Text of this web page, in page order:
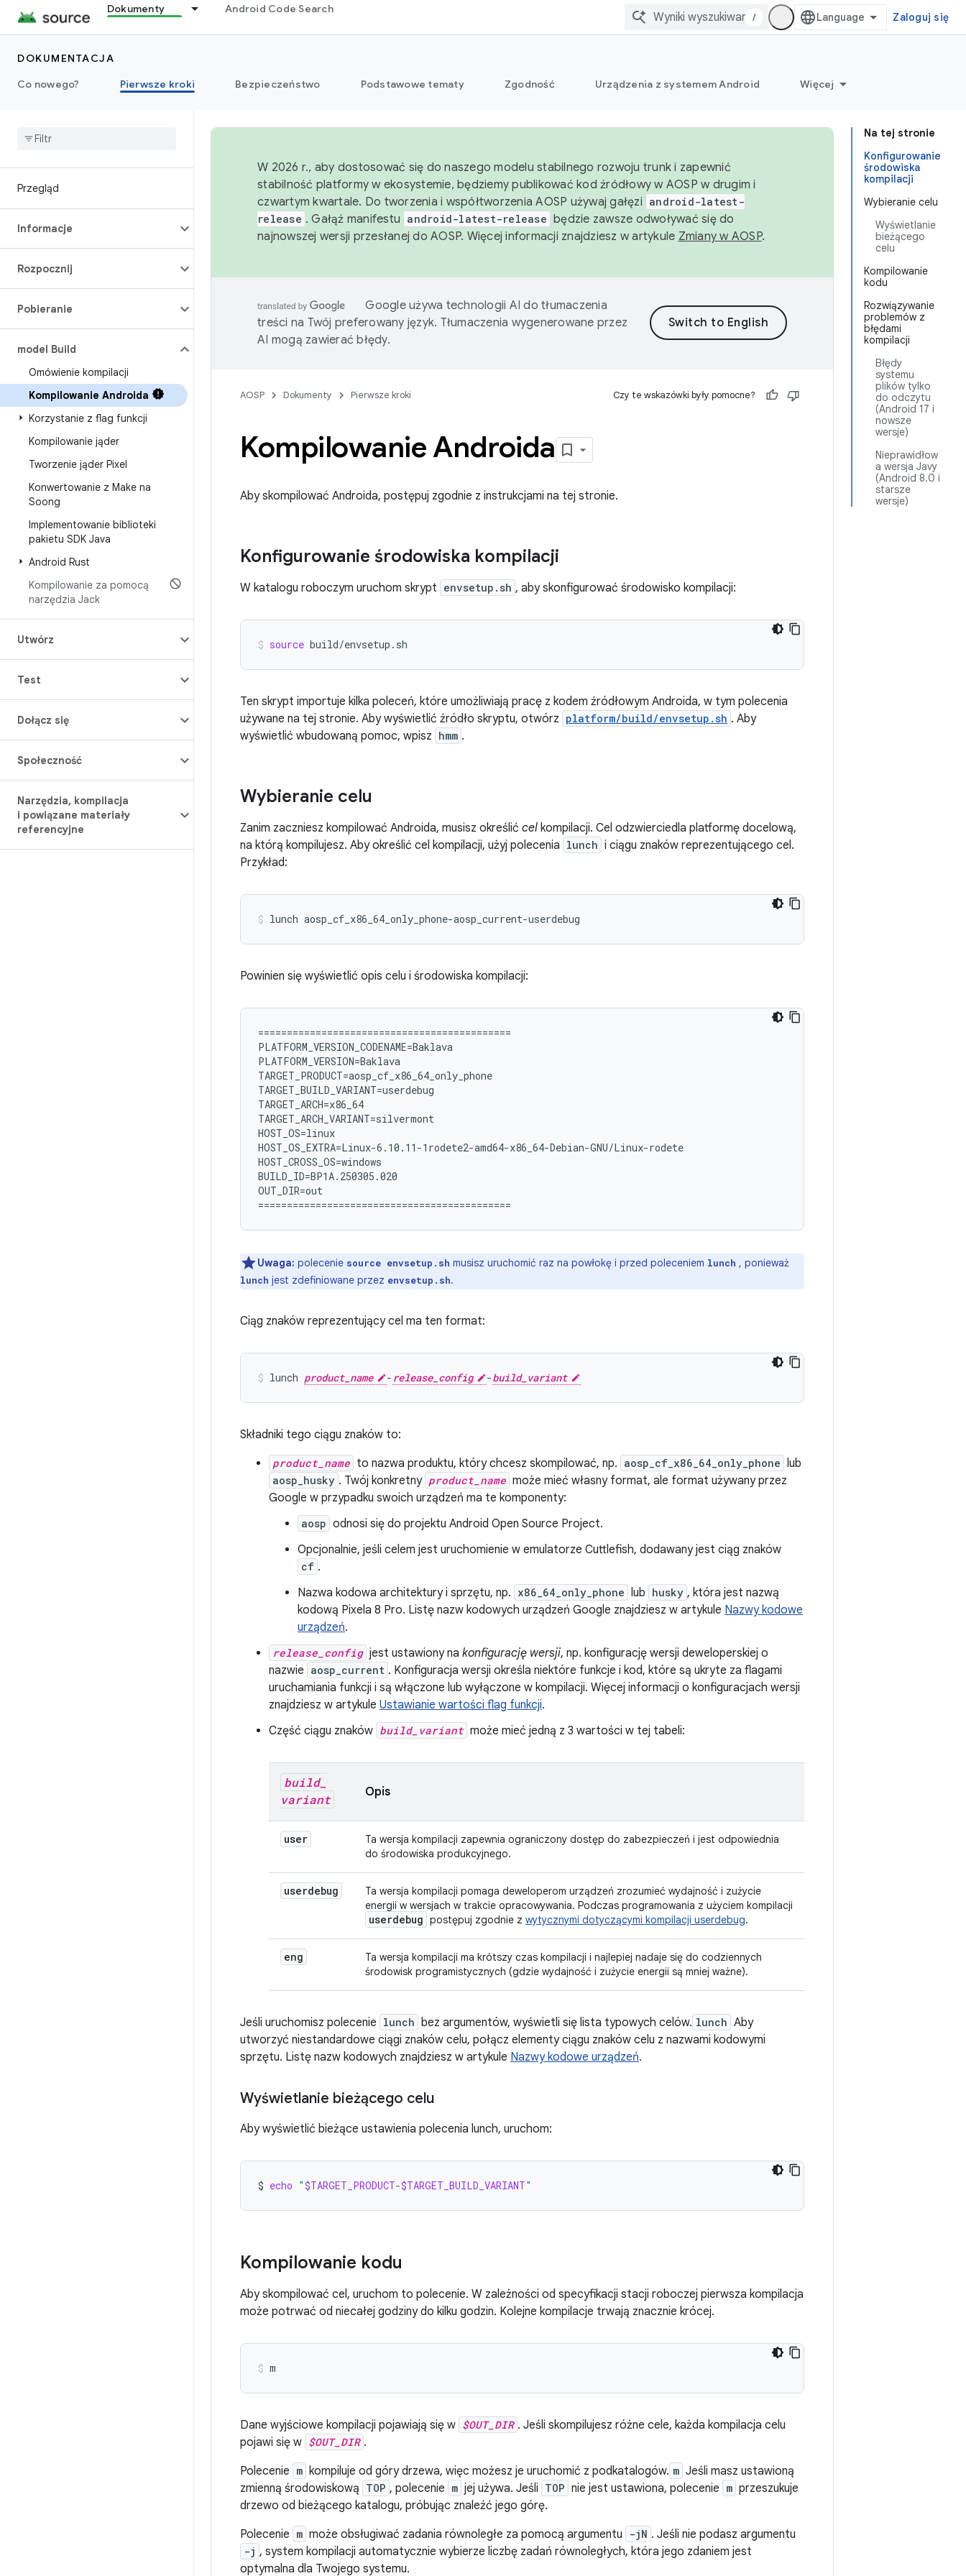
Dokumenty Android Code Search
/ Zaloguj się
DOKUMENTACJA
Co nowego?
Pierwsze kroki Bezpieczeństwo Podstawowe tematy Zgodność Urządzenia z systemem Android Więcej
Przegląd
Informacje
Rozpocznij
Pobieranie
model Build
Omówienie kompilacji
Kompilowanie Androida
Korzystanie z flag funkcji
Kompilowanie jąder
Tworzenie jąder Pixel
Konwertowanie z Make na
Soong
Implementowanie biblioteki
pakietu SDK Java
Android Rust
Kompilowanie za pomocą
narzędzia Jack
Utwórz
Test
Dołącz się
Społeczność
Narzędzia, kompilacja
i powiązane materiały
referencyjne
Na tej stronie
Konfigurowanie
środowiska
kompilacji
Wybieranie celu
Wyświetlanie
bieżącego
celu
Kompilowanie
kodu
Rozwiązywanie
problemów z
błędami
kompilacji
Błędy
systemu
plików tylko
do odczytu
(Android 17 i
nowsze
wersje)
Nieprawidłow
a wersja Javy
(Android 8.0 i
starsze
wersje)
W 2026 r., aby dostosować się do naszego modelu stabilnego rozwoju trunk i zapewnić
stabilność platformy w ekosystemie, będziemy publikować kod źródłowy w AOSP w drugim i
czwartym kwartale. Do tworzenia i współtworzenia AOSP używaj gałęzi android-latest-
release . Gałąź manifestu android-latest-release będzie zawsze odwoływać się do
najnowszej wersji przesłanej do AOSP. Więcej informacji znajdziesz w artykule Zmiany w AOSP.
Google używa technologii AI do tłumaczenia
treści na Twój preferowany język. Tłumaczenia wygenerowane przez
AI mogą zawierać błędy.
AOSP Dokumenty Pierwsze kroki Czy te wskazówki były pomocne?
Kompilowanie Androida
Aby skompilować Androida, postępuj zgodnie z instrukcjami na tej stronie.
Konfigurowanie środowiska kompilacji
W katalogu roboczym uruchom skrypt envsetup.sh , aby skonfigurować środowisko kompilacji:
source build/envsetup.sh
Ten skrypt importuje kilka poleceń, które umożliwiają pracę z kodem źródłowym Androida, w tym polecenia
używane na tej stronie. Aby wyświetlić źródło skryptu, otwórz platform/build/envsetup.sh . Aby
wyświetlić wbudowaną pomoc, wpisz hmm .
Wybieranie celu
Zanim zaczniesz kompilować Androida, musisz określić cel kompilacji. Cel odzwierciedla platformę docelową,
na którą kompilujesz. Aby określić cel kompilacji, użyj polecenia lunch i ciągu znaków reprezentującego cel.
Przykład:
lunch aosp_cf_x86_64_only_phone-aosp_current-userdebug
Powinien się wyświetlić opis celu i środowiska kompilacji:
============================================
PLATFORM_VERSION_CODENAME=Baklava
PLATFORM_VERSION=Baklava
TARGET_PRODUCT=aosp_cf_x86_64_only_phone
TARGET_BUILD_VARIANT=userdebug
TARGET_ARCH=x86_64
TARGET_ARCH_VARIANT=silvermont
HOST_OS=linux
HOST_OS_EXTRA=Linux-6.10.11-1rodete2-amd64-x86_64-Debian-GNU/Linux-rodete
HOST_CROSS_OS=windows
BUILD_ID=BP1A.250305.020
OUT_DIR=out
Uwaga: polecenie source envsetup.sh musisz uruchomić raz na powłokę i przed poleceniem lunch , ponieważ
lunch jest zdefiniowane przez envsetup.sh.
Ciąg znaków reprezentujący cel ma ten format:
lunch product_name - release_config -build_variant
Składniki tego ciągu znaków to:
product_name to nazwa produktu, który chcesz skompilować, np. aosp_cf_x86_64_only_phone lub
aosp_husky . Twój konkretny product_name może mieć własny format, ale format używany przez
Google w przypadku swoich urządzeń ma te komponenty:
aosp odnosi się do projektu Android Open Source Project.
Opcjonalnie, jeśli celem jest uruchomienie w emulatorze Cuttlefish, dodawany jest ciąg znaków
cf .
Nazwa kodowa architektury i sprzętu, np. x86_64_only_phone lub husky , która jest nazwą
kodową Pixela 8 Pro. Listę nazw kodowych urządzeń Google znajdziesz w artykule Nazwy kodowe
urządzeń.
release_config jest ustawiony na konfigurację wersji, np. konfigurację wersji deweloperskiej o
nazwie aosp_current . Konfiguracja wersji określa niektóre funkcje i kod, które są ukryte za flagami
uruchamiania funkcji i są włączone lub wyłączone w kompilacji. Więcej informacji o konfiguracjach wersji
znajdziesz w artykule Ustawianie wartości flag funkcji.
Część ciągu znaków build_variant może mieć jedną z 3 wartości w tej tabeli:
build_
variant
Opis
user
Ta wersja kompilacji zapewnia ograniczony dostęp do zabezpieczeń i jest odpowiednia
do środowiska produkcyjnego.
userdebug
Ta wersja kompilacji pomaga deweloperom urządzeń zrozumieć wydajność i zużycie
energii w wersjach w trakcie opracowywania. Podczas programowania z użyciem kompilacji
userdebug postępuj zgodnie z wytycznymi dotyczącymi kompilacji userdebug.
eng
Ta wersja kompilacji ma krótszy czas kompilacji i najlepiej nadaje się do codziennych
środowisk programistycznych (gdzie wydajność i zużycie energii są mniej ważne).
Jeśli uruchomisz polecenie lunch bez argumentów, wyświetli się lista typowych celów. lunch Aby
utworzyć niestandardowe ciągi znaków celu, połącz elementy ciągu znaków celu z nazwami kodowymi
sprzętu. Listę nazw kodowych znajdziesz w artykule Nazwy kodowe urządzeń.
Wyświetlanie bieżącego celu
Aby wyświetlić bieżące ustawienia polecenia lunch, uruchom:
$ echo "$TARGET_PRODUCT-$TARGET_BUILD_VARIANT"
Kompilowanie kodu
Aby skompilować cel, uruchom to polecenie. W zależności od specyfikacji stacji roboczej pierwsza kompilacja
może potrwać od niecałej godziny do kilku godzin. Kolejne kompilacje trwają znacznie krócej.
m
Dane wyjściowe kompilacji pojawiają się w $OUT_DIR . Jeśli skompilujesz różne cele, każda kompilacja celu
pojawi się w $OUT_DIR .
Polecenie m kompiluje od góry drzewa, więc możesz je uruchomić z podkatalogów. m Jeśli masz ustawioną
zmienną środowiskową TOP , polecenie m jej używa. Jeśli TOP nie jest ustawiona, polecenie m przeszukuje
drzewo od bieżącego katalogu, próbując znaleźć jego górę.
Polecenie m może obsługiwać zadania równoległe za pomocą argumentu -jN . Jeśli nie podasz argumentu
-j , system kompilacji automatycznie wybierze liczbę zadań równoległych, która jego zdaniem jest
optymalna dla Twojego systemu.